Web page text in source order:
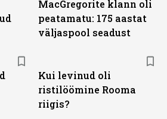
MacGregorite klann oli
peatamatu: 175 aastat
väljas­pool seadust
Kui levinud oli
ristilöömine Rooma
riigis?